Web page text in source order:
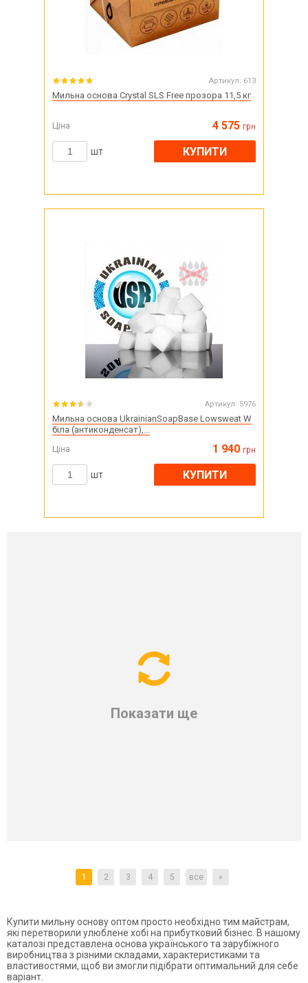
Артикул: 613
Мильна основа Crystal SLS Free прозора 11,5 кг
Ціна 4 575 грн
шт КУПИТИ
Артикул: 5976
Мильна основа UkrainianSoapBase Lowsweat W
біла (антиконденсат),...
Ціна
1 940 грн
шт КУПИТИ
Показати ще
1 2 3 4 5 все »
Купити мильну основу оптом просто необхідно тим майстрам,
які перетворили улюблене хобі на прибутковий бізнес. В нашому
каталозі представлена основа українського та зарубіжного
виробництва з різними складами, характеристиками та
властивостями, щоб ви змогли підібрати оптимальний для себе
варіант.